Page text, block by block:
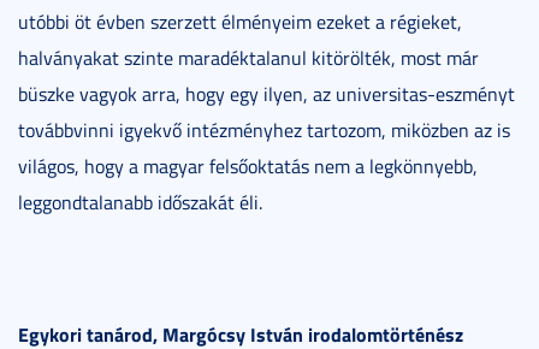
utóbbi öt évben szerzett élményeim ezeket a régieket,
halványakat szinte maradéktalanul kitörölték, most már
büszke vagyok arra, hogy egy ilyen, az universitas-eszményt
továbbvinni igyekvő intézményhez tartozom, miközben az is
világos, hogy a magyar felsőoktatás nem a legkönnyebb,
leggondtalanabb időszakát éli.
Egykori tanárod, Margócsy István irodalomtörténész